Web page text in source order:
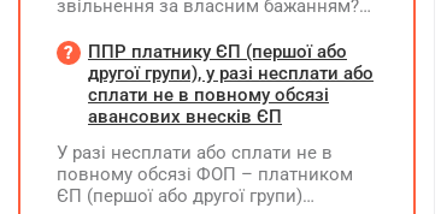
звільнення за власним бажанням?
згідно з нормами КЗпП?
ППР платнику ЄП (першої або
другої групи), у разі несплати або
сплати не в повному обсязі
авансових внесків ЄП
У разі несплати або сплати не в
повному обсязі ФОП – платником
ЄП (першої або другої групи)